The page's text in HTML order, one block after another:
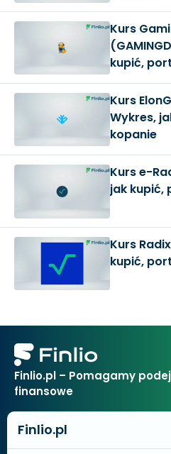
Kurs
kupić,
Kurs
Wykres,
kopanie
Kurs e-
jak kupić,
Kurs
kupić,
Finlio.pl – Pomagamy
finansowe
Finlio.pl